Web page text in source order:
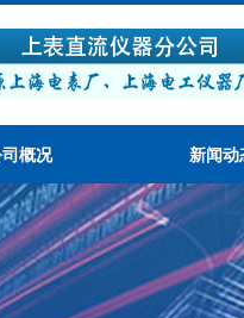
概况 新闻动